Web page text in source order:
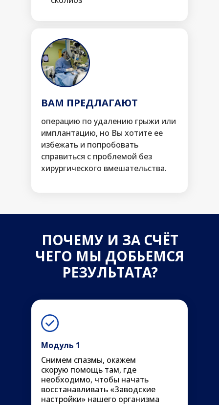
операцию по удалению грыжи или
имплантацию, но Вы хотите ее
избежать и попробовать
справиться с проблемой без
хирургического вмешательства.
ВАМ ПРЕДЛАГАЮТ
ПОЧЕМУ И ЗА СЧЁТ
ЧЕГО МЫ ДОБЬЕМСЯ
РЕЗУЛЬТАТА?
Модуль 1
Снимем спазмы, окажем
скорую помощь там, где
необходимо, чтобы начать
восстанавливать «Заводские
настройки» нашего организма